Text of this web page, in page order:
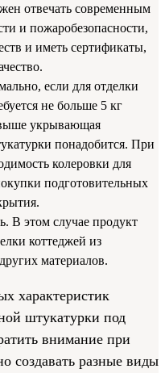
отвечать современным
и пожаробезопасности,
и иметь сертификаты,
если для отделки
не больше 5 кг
укрывающая
понадобится. При
колеровки для
подготовительных
В этом случае продукт
коттеджей из
материалов.
характеристик
штукатурки под
внимание при
создавать разные виды